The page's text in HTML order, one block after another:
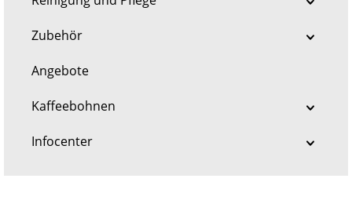
Zubehör
Angebote
Kaffeebohnen
Infocenter